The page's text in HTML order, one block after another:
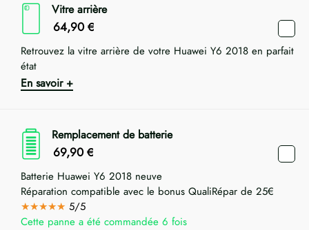
Vitre arrière
64,90 €
Retrouvez la vitre arrière de votre Huawei Y6 2018 en parfait
état
En savoir +
Remplacement de batterie
69,90 €
Batterie Huawei Y6 2018 neuve
Réparation compatible avec le bonus QualiRépar de 25€
★★★★★ 5/5
Cette panne a été commandée 6 fois